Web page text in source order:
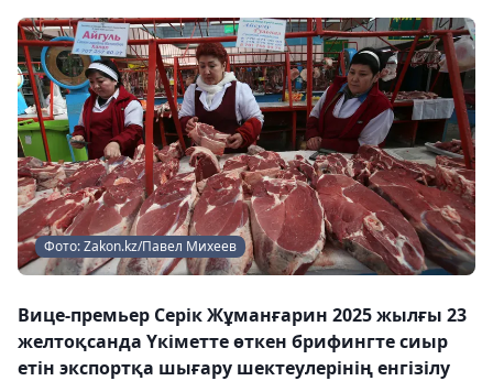
Фото: Zakon.kz/Павел Михеев
Вице-премьер Серік Жұманғарин 2025 жылғы 23
желтоқсанда Үкіметте өткен брифингте сиыр
етін экспортқа шығару шектеулерінің енгізілу